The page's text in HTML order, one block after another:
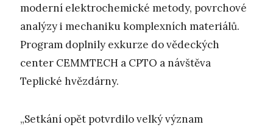
moderní elektrochemické metody, povrchové
analýzy i mechaniku komplexních materiálů.
Program doplnily exkurze do vědeckých
center CEMMTECH a CPTO a návštěva
Teplické hvězdárny.
„Setkání opět potvrdilo velký význam